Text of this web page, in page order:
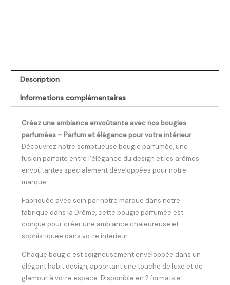
Description
Informations complémentaires
Créez une ambiance envoûtante avec nos bougies
parfumées – Parfum et élégance pour votre intérieur
Découvrez notre somptueuse bougie parfumée, une
fusion parfaite entre l’élégance du design et les arômes
envoûtantes spécialement développées pour notre
marque.
Fabriquée avec soin par notre marque dans notre
fabrique dans la Drôme, cette bougie parfumée est
conçue pour créer une ambiance chaleureuse et
sophistiquée dans votre intérieur.
Chaque bougie est soigneusement enveloppée dans un
élégant habit design, apportant une touche de luxe et de
glamour à votre espace. Disponible en 2 formats et